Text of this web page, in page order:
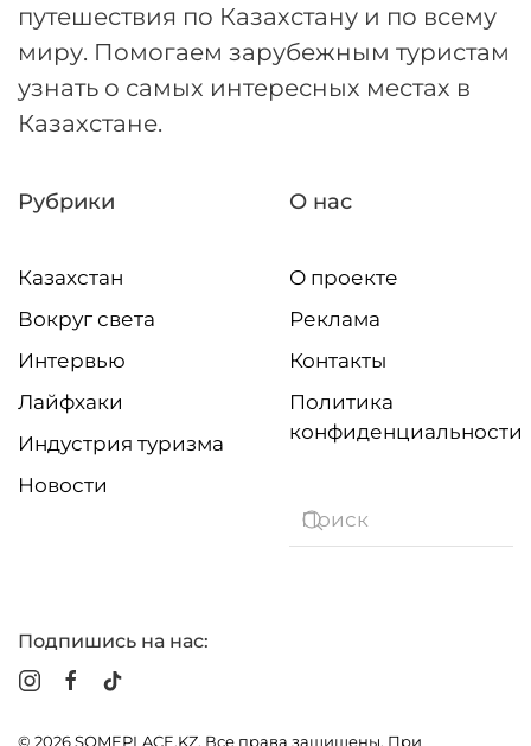
путешествия по Казахстану и по всему
миру. Помогаем зарубежным туристам
узнать о самых интересных местах в
Казахстане.
Рубрики
Казахстан
Вокруг света
Интервью
Лайфхаки
Индустрия туризма
Новости
О нас
О проекте
Реклама
Контакты
Политика
конфиденциальности
Подпишись на нас:
© 2026SOMEPLACE.KZ. Все права защищены. При